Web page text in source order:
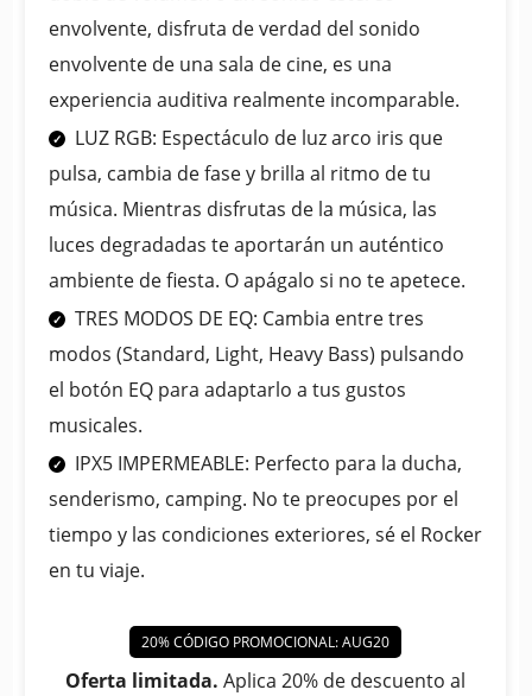
envolvente, disfruta de verdad del sonido
envolvente de una sala de cine, es una
experiencia auditiva realmente incomparable.
LUZ RGB: Espectáculo de luz arco iris que
pulsa, cambia de fase y brilla al ritmo de tu
música. Mientras disfrutas de la música, las
luces degradadas te aportarán un auténtico
ambiente de fiesta. O apágalo si no te apetece.
TRES MODOS DE EQ: Cambia entre tres
modos (Standard, Light, Heavy Bass) pulsando
el botón EQ para adaptarlo a tus gustos
musicales.
IPX5 IMPERMEABLE: Perfecto para la ducha,
senderismo, camping. No te preocupes por el
tiempo y las condiciones exteriores, sé el Rocker
en tu viaje.
20% CÓDIGO PROMOCIONAL: AUG20
Oferta limitada. Aplica 20% de descuento al